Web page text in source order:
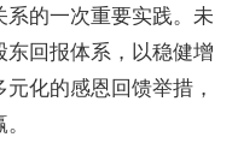
的一次重要实践。未
回报体系，以稳健增
化的感恩回馈举措，